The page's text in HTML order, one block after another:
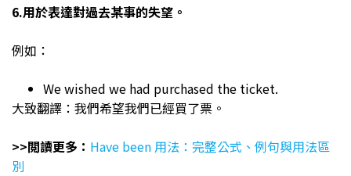
6.用於表達對過去某事的失望。
例如：
We wished we had purchased the ticket.
大致翻譯：我們希望我們已經買了票。
>>閲讀更多： Have been 用法：完整公式、例句與用法區
別